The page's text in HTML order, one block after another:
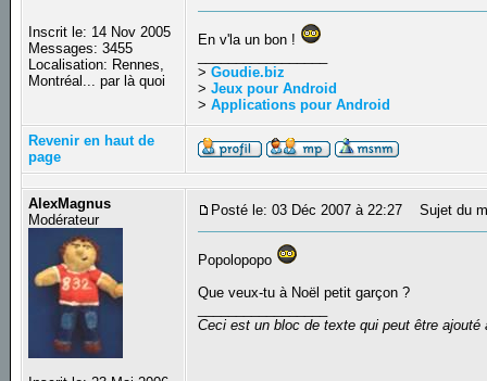
Inscrit le: 14 Nov 2005
Messages: 3455
Localisation: Rennes,
Montréal... par là quoi
En v'la un bon !
>Goudie.biz
>Jeux pour Android
>Applications pour Android
Revenir en haut de
page
AlexMagnus
Modérateur
Posté le: 03 Déc 2007 à 22:27 Sujet du
Popolopopo
Que veux-tu à Noël petit garçon ?
Ceci est un bloc de texte qui peut être